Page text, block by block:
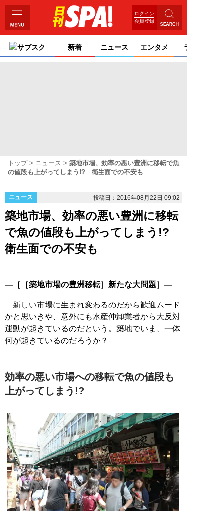
ログイン
会員登録
サブスク 新着 ニュース エンタメ ライ
トップ ニュース
築地市場、効率の悪い豊洲に移転で魚
の値段も上がってしまう!? 衛生面での不安も
ニュース 投稿日：2016年08月22日 09:02
築地市場、効率の悪い豊洲に移転
で魚の値段も上がってしまう!?
衛生面での不安も
―［ ［築地市場の豊洲移転］新たな大問題］―
新しい市場に生まれ変わるのだから歓迎ムード
かと思いきや、意外にも水産仲卸業者から大反対
運動が起きているのだという。築地でいま、一体
何が起きているのだろうか？
効率の悪い市場への移転で魚の値段も
上がってしまう!?